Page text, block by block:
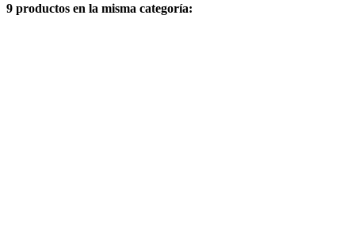
9 productos en la misma categoría: